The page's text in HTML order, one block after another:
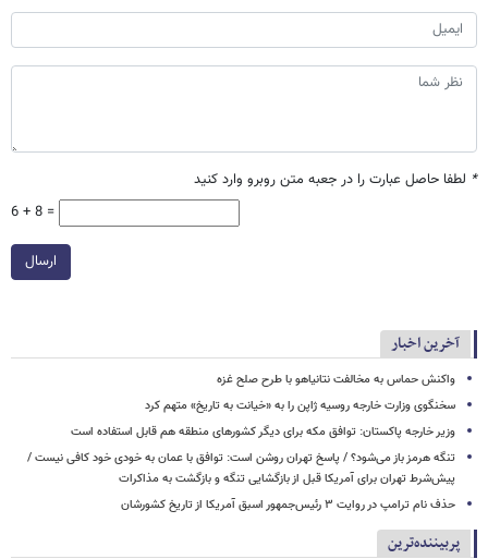
* لطفا حاصل عبارت را در جعبه متن روبرو وارد کنید
6 + 8 =
ارسال
آخرین اخبار
واکنش حماس به مخالفت نتانیاهو با طرح صلح غزه
سخنگوی وزارت خارجه روسیه ژاپن را به «خیانت به تاریخ» متهم کرد
وزیر خارجه پاکستان: توافق مکه برای دیگر کشورهای منطقه هم قابل استفاده است
تنگه هرمز باز می‌شود؟ / پاسخ تهران روشن است: توافق با عمان به خودی خود کافی نیست /
پیش‌شرط تهران برای آمریکا قبل از بازگشایی تنگه و بازگشت به مذاکرات
حذف نام ترامپ در روایت ۳ رئیس‌جمهور اسبق آمریکا از تاریخ کشورشان
پربیننده‌ترین